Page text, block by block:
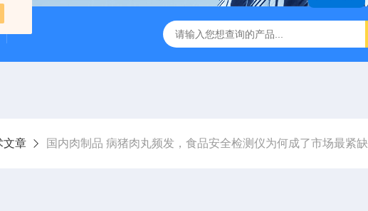
文章 国内肉制品 病猪肉丸频发，食品安全检测仪为何成了市场最紧